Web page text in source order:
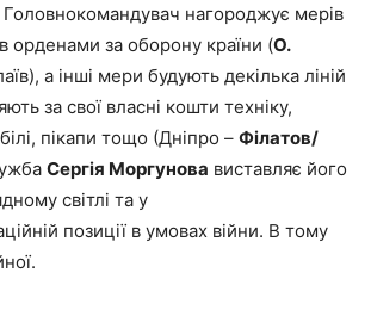
нагороджує мерів
орденами за оборону країни (О.
а інші мери будують декілька ліній
за свої власні кошти техніку,
пікапи тощо (Дніпро – Філатов/
Сергія Моргунова виставляє його
світлі та у
позиції в умовах війни. В тому